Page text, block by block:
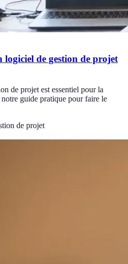
logiciel de gestion de projet
de projet est essentiel pour la
guide pratique pour faire le
de projet